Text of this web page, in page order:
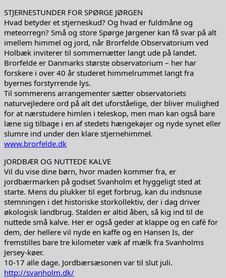
STJERNESTUNDER FOR SPØRGE JØRGEN
Hvad betyder et stjerneskud? Og hvad er fuldmåne og
meteorregn? Små og store Spørge Jørgener kan få svar på alt
imellem himmel og jord, når Brorfelde Observatorium ved
Holbæk inviterer til sommernætter langt ude på landet.
Brorfelde er Danmarks største observatorium – her har
forskere i over 40 år studeret himmelrummet langt fra
byernes forstyrrende lys.
Til sommerens arrangementer sætter observatoriets
naturvejledere ord på alt det uforståelige, der bliver mulighed
for at nærstudere himlen i teleskop, men man kan også bare
læne sig tilbage i en af stedets hængekøjer og nyde synet eller
slumre ind under den klare stjernehimmel.
www.brorfelde.dk
JORDBÆR OG NUTTEDE KALVE
Vil du vise dine børn, hvor maden kommer fra, er
jordbærmarken på godset Svanholm et hyggeligt sted at
starte. Mens du plukker til eget forbrug, kan du indsnuse
stemningen i det historiske storkollektiv, der i dag driver
økologisk landbrug. Stalden er altid åben, så kig ind til de
nuttede små kalve. Her er også geder at klappe og en café for
dem, der hellere vil nyde en kaffe og en Hansen Is, der
fremstilles bare tre kilometer væk af mælk fra Svanholms
Jersey-køer.
10-17 alle dage. Jordbærsæsonen var til slut juli.
http://svanholm.dk/